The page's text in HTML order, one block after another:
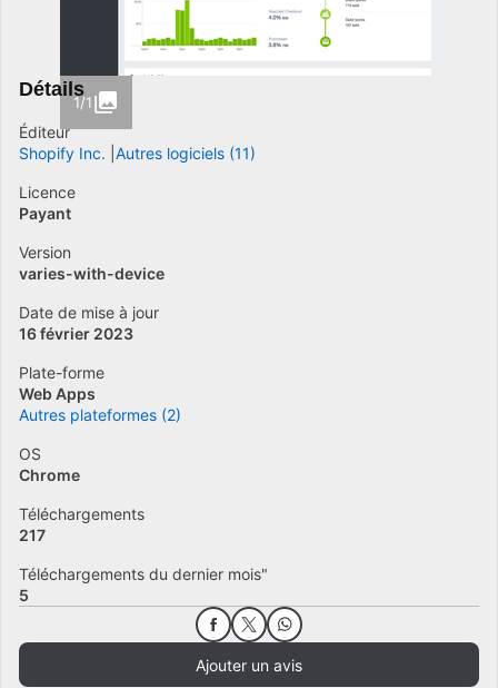
1/1
Détails
Éditeur
Shopify Inc. Autres logiciels (11)
Licence
Payant
Version
varies-with-device
Date de mise à jour
16 février 2023
Plate-forme
Web Apps
Autres plateformes (2)
OS
Chrome
Téléchargements
217
Téléchargements du dernier mois"
5
Ajouter un avis